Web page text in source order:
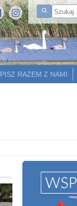
PISZ RAZEM Z NAMI